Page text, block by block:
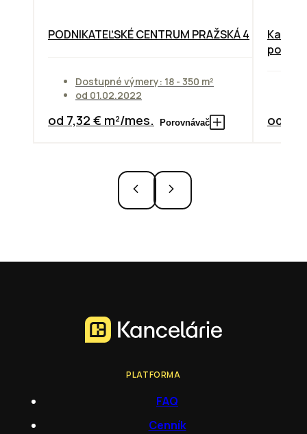
PODNIKATEĽSKÉ CENTRUM PRAŽSKÁ 4
Dostupné výmery: 18 - 350 m²
od 01.02.2022
od 7,32 € m²/mes. Porovnávač od
PLATFORMA
FAQ
Cenník